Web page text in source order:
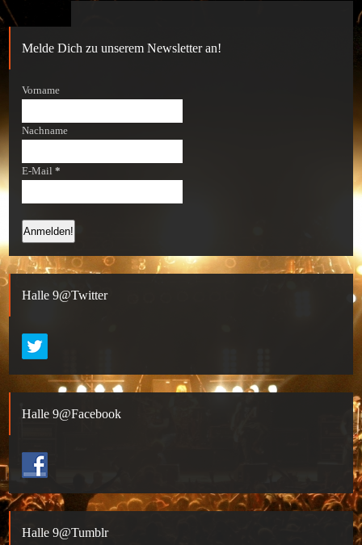
Melde Dich zu unserem Newsletter an!
Vorname
Nachname
E-Mail *
Halle 9@Twitter
Halle 9@Facebook
Halle 9@Tumblr